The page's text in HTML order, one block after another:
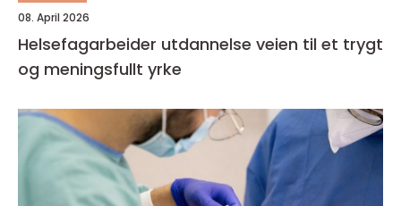
08. April 2026
Helsefagarbeider utdannelse veien til et trygt
og meningsfullt yrke